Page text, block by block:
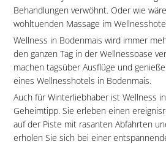
Behandlungen verwöhnt. Oder wie
wohltuenden Massage im
Wellness in Bodenmais wird immer
den ganzen Tag in der Wellnessoase
machen tagsüber Ausflüge und
eines Wellnesshotels in Bodenmais.
Auch für Winterliebhaber ist Wellness
Geheimtipp. Sie erleben einen
auf der Piste mit rasanten Abfahrten
erholen Sie sich bei einer